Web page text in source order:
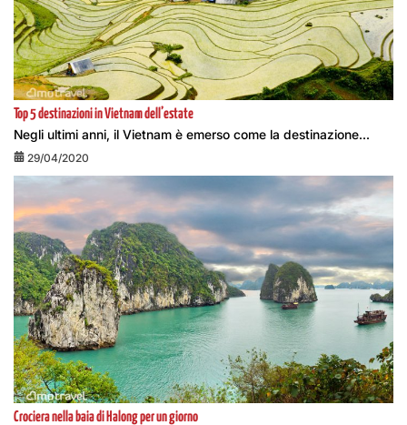
Top 5 destinazioni in Vietnam dell’estate
Negli ultimi anni, il Vietnam è emerso come la destinazione...
29/04/2020
Crociera nella baia di Halong per un giorno